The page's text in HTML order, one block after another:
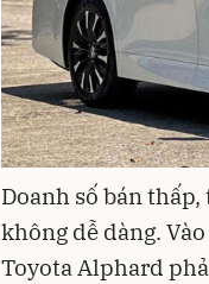
Doanh số bán
không dễ dàng.
Toyota Alphard